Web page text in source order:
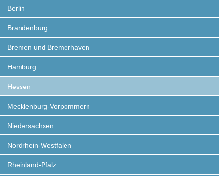
Berlin
Brandenburg
Bremen und Bremerhaven
Hamburg
Hessen
Mecklenburg-Vorpommern
Niedersachsen
Nordrhein-Westfalen
Rheinland-Pfalz